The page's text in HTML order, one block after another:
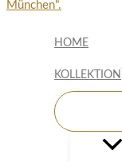
HOME
KOLLEKTION